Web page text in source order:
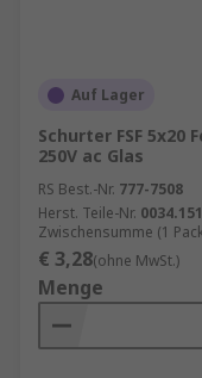
Auf Lager
Schurter FSF 5x20
250V ac Glas
RS Best.-Nr. 777-7508
Herst. Teile-Nr.
Zwischensumme (1
€ 3,28(ohne MwSt.)
Menge